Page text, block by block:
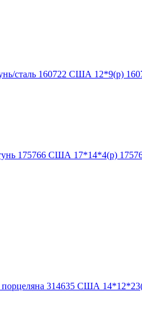
сталь 160722 США 12*9(р)
175766 США 17*14*4(р)
314635 США